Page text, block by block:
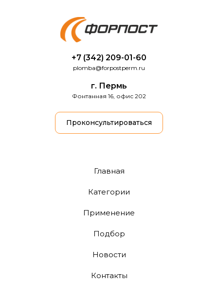
+7 (342) 209-01-60
plomba@forpostperm.ru
г. Пермь
Фонтанная 16, офис 202
Проконсультироваться
Главная
Категории
Применение
Подбор
Новости
Контакты